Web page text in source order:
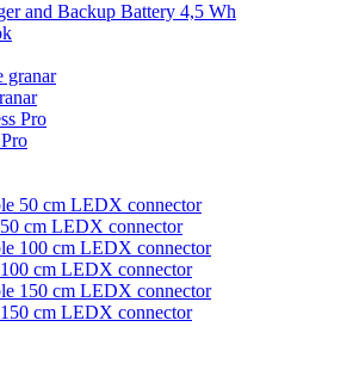
and Backup Battery 4,5 Wh
cm LEDX connector
cm LEDX connector
cm LEDX connector